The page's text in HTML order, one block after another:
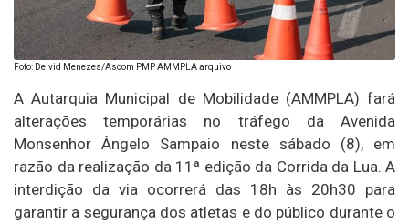
Foto: Deivid Menezes/Ascom PMP AMMPLA arquivo
A Autarquia Municipal de Mobilidade (AMMPLA) fará
alterações temporárias no tráfego da Avenida
Monsenhor Ângelo Sampaio neste sábado (8), em
razão da realização da 11ª edição da Corrida da Lua. A
interdição da via ocorrerá das 18h às 20h30 para
garantir a segurança dos atletas e do público durante o